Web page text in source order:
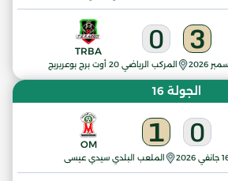
المركب الرياضي 20 أوت برج بوعريريج
3
0
TRBA
الجولة 16
الملعب البلدي سيدي عيسى
0
1
OM